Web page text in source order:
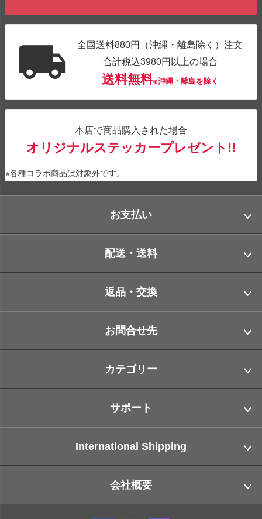
全国送料880円（沖縄・離島除く）注文
合計税込3980円以上の場合
送料無料※沖縄・離島を除く
本店で商品購入された場合
オリジナルステッカープレゼント!!
※各種コラボ商品は対象外です。
お支払い
配送・送料
返品・交換
お問合せ先
カテゴリー
サポート
International Shipping
会社概要